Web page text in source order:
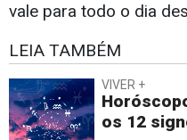
vale para todo o dia
LEIA TAMBÉM
VIVER +
os 12